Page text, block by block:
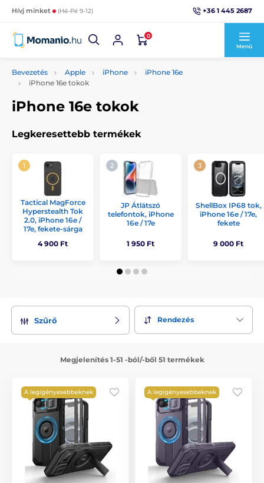
Hívj minket (Hé-Pé 9-12) +36 1 445 2687
0
Menü
Bevezetés Apple iPhone
iPhone 16e
iPhone 16e tokok
iPhone 16e tokok
Legkeresettebb termékek
Tactical MagForce
Hyperstealth Tok
2.0, iPhone 16e /
17e, fekete-sárga
4 900 Ft
JP Átlátszó
telefontok, iPhone
16e / 17e
1 950 Ft
ShellBox IP68 tok,
iPhone 16e / 17e,
fekete
9 000 Ft
Szűrő Rendezés
Megjelenítés 1-51 -ból/-ből 51 termékek
A legigényesebbeknek A legigényesebbeknek